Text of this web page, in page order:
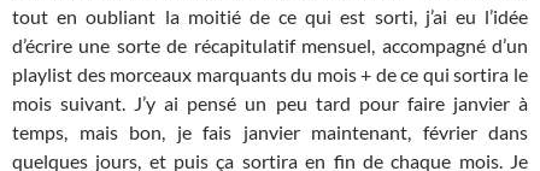
tout en oubliant la moitié de ce qui est sorti, j’ai eu l’idée
d’écrire une sorte de récapitulatif mensuel, accompagné d’un
playlist des morceaux marquants du mois + de ce qui sortira le
mois suivant. J’y ai pensé un peu tard pour faire janvier à
temps, mais bon, je fais janvier maintenant, février dans
quelques jours, et puis ça sortira en fin de chaque mois. Je